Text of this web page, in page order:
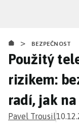
obsahu
> BEZPEČNOST
Použitý
rizikem:
radí, jak
Pavel Trousil